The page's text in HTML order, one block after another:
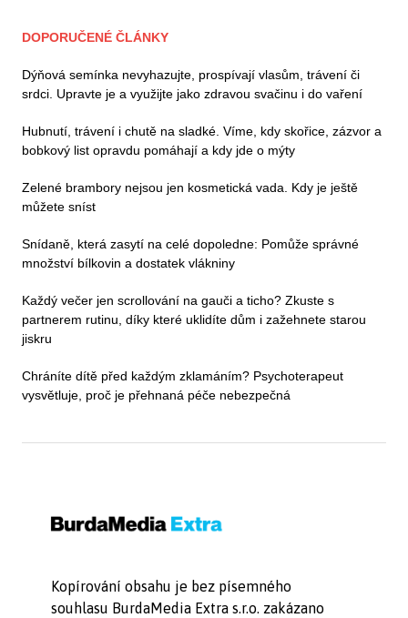
DOPORUČENÉ ČLÁNKY
Dýňová semínka nevyhazujte, prospívají vlasům, trávení či
srdci. Upravte je a využijte jako zdravou svačinu i do vaření
Hubnutí, trávení i chutě na sladké. Víme, kdy skořice, zázvor a
bobkový list opravdu pomáhají a kdy jde o mýty
Zelené brambory nejsou jen kosmetická vada. Kdy je ještě
můžete sníst
Snídaně, která zasytí na celé dopoledne: Pomůže správné
množství bílkovin a dostatek vlákniny
Každý večer jen scrollování na gauči a ticho? Zkuste s
partnerem rutinu, díky které uklidíte dům i zažehnete starou
jiskru
Chráníte dítě před každým zklamáním? Psychoterapeut
vysvětluje, proč je přehnaná péče nebezpečná
Kopírování obsahu je bez písemného
souhlasu BurdaMedia Extra s.r.o. zakázano